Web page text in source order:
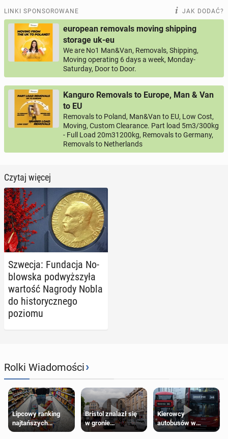
LINKI SPONSOROWANE JAK DODAĆ?
european removals moving shipping
storage uk-eu
We are No1 Man&Van, Removals, Shipping,
Moving operating 6 days a week, Monday-
Saturday, Door to Door.
Kanguro Removals to Europe, Man & Van
to EU
Removals to Poland, Man&Van to EU, Low Cost,
Moving, Custom Clearance. Part load 5m3/300kg
- Full Load 20m31200kg, Removals to Germany,
Removals to Netherlands
Czytaj więcej
Szwecja: Fun­da­cja No­
blow­ska pod­wyż­szy­ła
wartość Nagrody Nobla
do hi­sto­rycz­ne­go
poziomu
Rolki Wiadomości›
Lipcowy ranking
najtańszych
supermarketów
Bristol znalazł się
w gronie
najlepszych
Kierowcy
autobusów w
Londynie